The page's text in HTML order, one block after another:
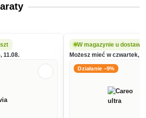
11.08.
W magazynie u
Możesz mieć w czwartek,
Działanie −9%